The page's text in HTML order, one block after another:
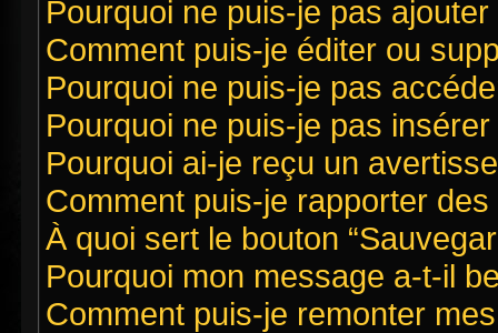
Pourquoi ne puis-je pas
Comment puis-je éditer ou
Pourquoi ne puis-je pas
Pourquoi ne puis-je pas
Pourquoi ai-je reçu un
Comment puis-je rapporter
À quoi sert le bouton
Pourquoi mon message a-t-il
Comment puis-je remonter